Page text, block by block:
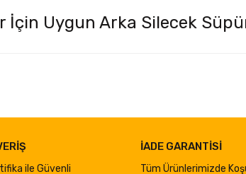
Uygun Arka Silecek
ile Güvenli
İADE GARANTİSİ
Tüm Ürünlerimizde